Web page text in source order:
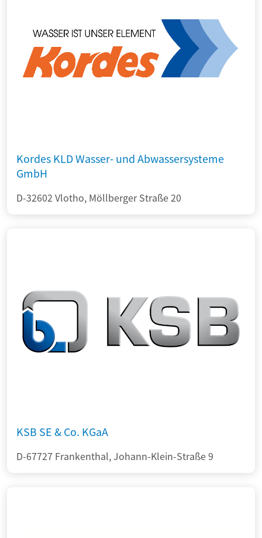
Kordes KLD Wasser- und Abwassersysteme
GmbH
D-32602 Vlotho, Möllberger Straße 20
KSB SE & Co. KGaA
D-67727 Frankenthal, Johann-Klein-Straße 9